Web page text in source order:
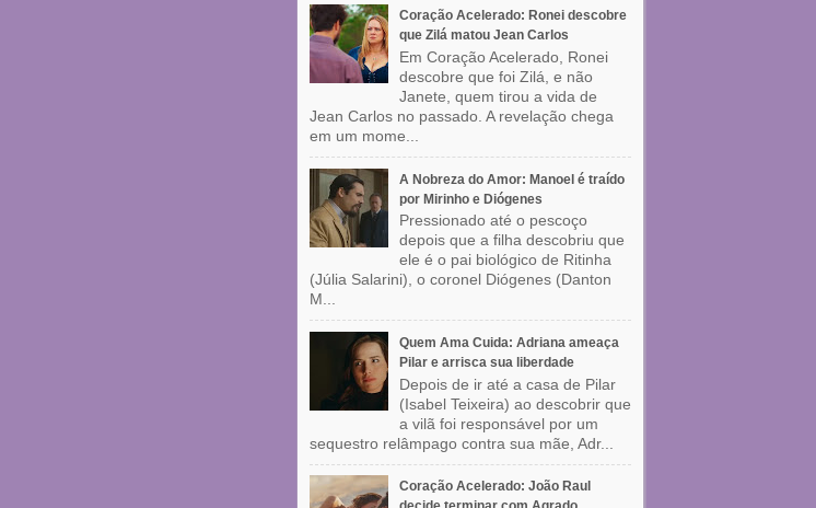
Coração Acelerado: Ronei descobre
que Zilá matou Jean Carlos
Em Coração Acelerado, Ronei
descobre que foi Zilá, e não
Janete, quem tirou a vida de
Jean Carlos no passado. A revelação chega
em um mome...
A Nobreza do Amor: Manoel é traído
por Mirinho e Diógenes
Pressionado até o pescoço
depois que a filha descobriu que
ele é o pai biológico de Ritinha
(Júlia Salarini), o coronel Diógenes (Danton
M...
Quem Ama Cuida: Adriana ameaça
Pilar e arrisca sua liberdade
Depois de ir até a casa de Pilar
(Isabel Teixeira) ao descobrir que
a vilã foi responsável por um
sequestro relâmpago contra sua mãe, Adr...
Coração Acelerado: João Raul